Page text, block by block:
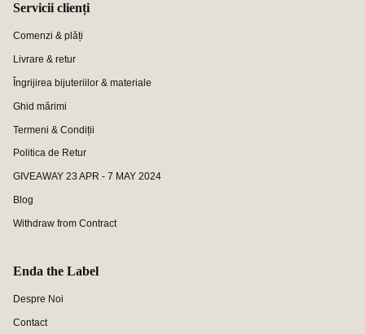
Servicii clienți
Comenzi & plăți
Livrare & retur
Îngrijirea bijuteriilor & materiale
Ghid mărimi
Termeni & Condiții
Politica de Retur
GIVEAWAY 23 APR - 7 MAY 2024
Blog
Withdraw from Contract
Enda the Label
Despre Noi
Contact